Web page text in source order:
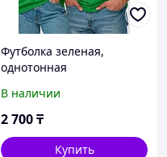
Футболка зеленая,
однотонная
В наличии
2 700₸
Купить